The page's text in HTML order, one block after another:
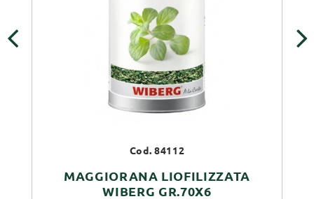
Cod. 84112
MAGGIORANA LIOFILIZZATA
WIBERG GR.70X6